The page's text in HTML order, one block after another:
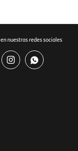
nuestras redes sociales
 